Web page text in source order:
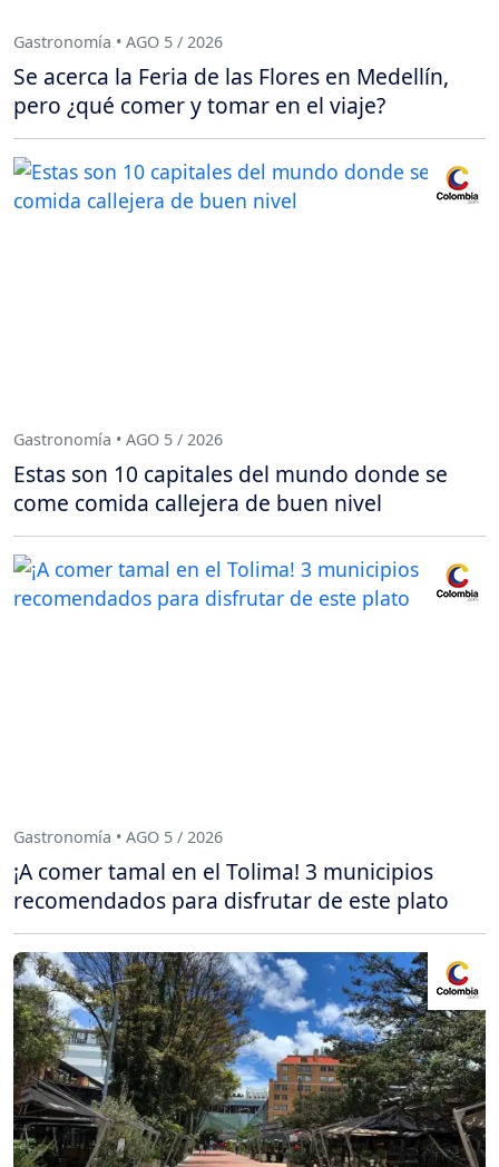
Gastronomía • AGO 5 / 2026
Se acerca la Feria de las Flores en Medellín,
pero ¿qué comer y tomar en el viaje?
Gastronomía • AGO 5 / 2026
Estas son 10 capitales del mundo donde se
come comida callejera de buen nivel
Gastronomía • AGO 5 / 2026
¡A comer tamal en el Tolima! 3 municipios
recomendados para disfrutar de este plato